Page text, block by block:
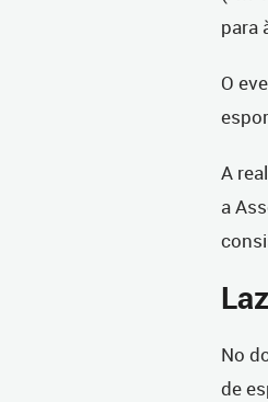
para
O
A
a
No
de